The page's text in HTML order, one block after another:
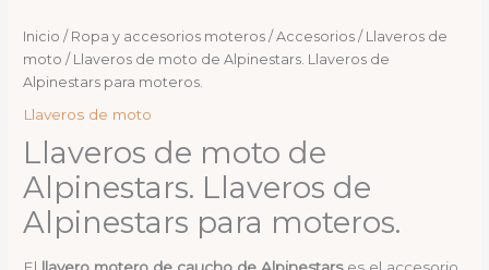
Inicio / Ropa y accesorios moteros /Accesorios / Llaveros de
moto / Llaveros de moto de Alpinestars. Llaveros de
Alpinestars para moteros.
Llaveros de moto
Llaveros de moto de
Alpinestars. Llaveros de
Alpinestars para moteros.